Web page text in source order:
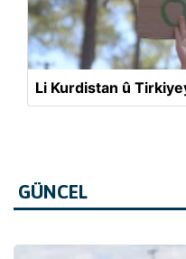
Li Kurdistan û
GÜNCEL